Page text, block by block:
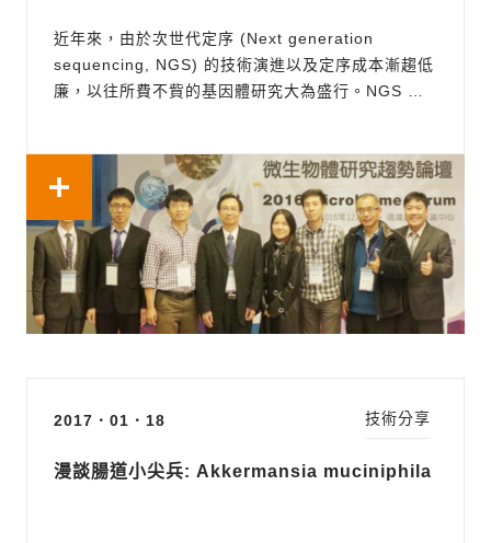
近年來，由於次世代定序 (Next generation
sequencing, NGS) 的技術演進以及定序成本漸趨低
廉，以往所費不貲的基因體研究大為盛行。NGS 在
基礎在微生物體學的研究，其中人體腸道菌相更是研
究的熱點。目前已知腸道菌對於人類...
2017．01．18
漫談腸道小尖兵: Akkermansia muciniphila
技術分享